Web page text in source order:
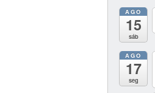
AGO
15
sáb
AGO
17
seg